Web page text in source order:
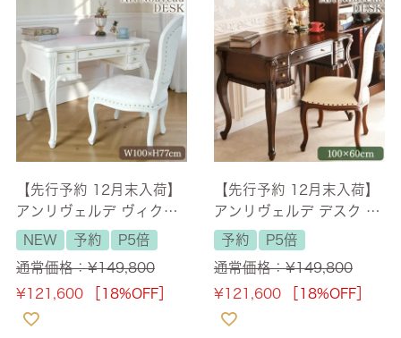
【先行予約 12月末入荷】
アンリヴェルデ ヴィクト
リアン デスク アイボリー
ホワイト 幅100cm 【送料
無料/設置サービス付】
NEW 予約
P5倍
通常価格：¥149,800
¥121,600 ［18%OFF］
【先行予約 12月末入荷】
アンリヴェルデ デスク ブ
ラウン 幅100cm 【送料無
料/設置サービス付】
予約
P5倍
通常価格：¥149,800
¥121,600 ［18%OFF］